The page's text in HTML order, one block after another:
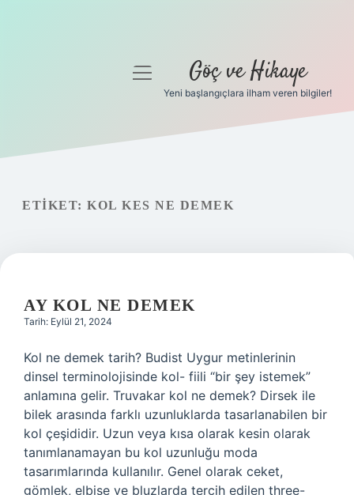
Gizlilik Politikası
menüyü
Göç ve Hikaye
Yeni başlangıçlara ilham veren bilgiler!
ETIKET: KOL KES NE DEMEK
AY KOL NE DEMEK
Tarih: Eylül 21, 2024
Kol ne demek tarih? Budist Uygur metinlerinin
dinsel terminolojisinde kol- fiili “bir şey istemek”
anlamına gelir. Truvakar kol ne demek? Dirsek ile
bilek arasında farklı uzunluklarda tasarlanabilen bir
kol çeşididir. Uzun veya kısa olarak kesin olarak
tanımlanamayan bu kol uzunluğu moda
tasarımlarında kullanılır. Genel olarak ceket,
gömlek, elbise ve bluzlarda tercih edilen three-